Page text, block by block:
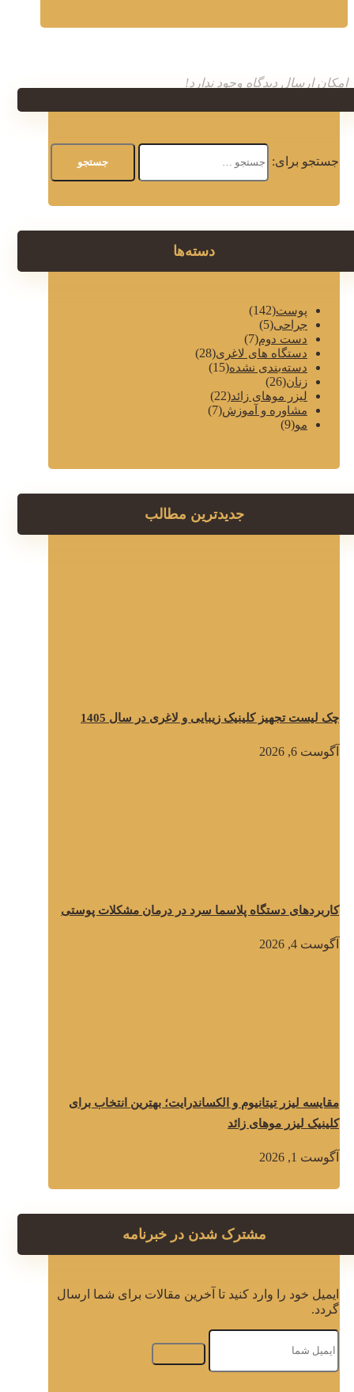
امکان ارسال دیدگاه وجود ندارد!
جستجو برای:
دسته‌ها
پوست(142)
جراحی(5)
دست دوم(7)
دستگاه های لاغری(28)
دسته‌بندی نشده(15)
زنان(26)
لیزر موهای زائد(22)
مشاوره و آموزش(7)
مو(9)
جدیدترین مطالب
چک لیست تجهیز کلینیک زیبایی و لاغری در سال 1405
آگوست 6, 2026
کاربردهای دستگاه پلاسما سرد در درمان مشکلات پوستی
آگوست 4, 2026
مقایسه لیزر تیتانیوم و الکساندرایت؛ بهترین انتخاب برای
کلینیک لیزر موهای زائد
آگوست 1, 2026
مشترک شدن در خبرنامه
ایمیل خود را وارد کنید تا آخرین مقالات برای شما ارسال
گردد.